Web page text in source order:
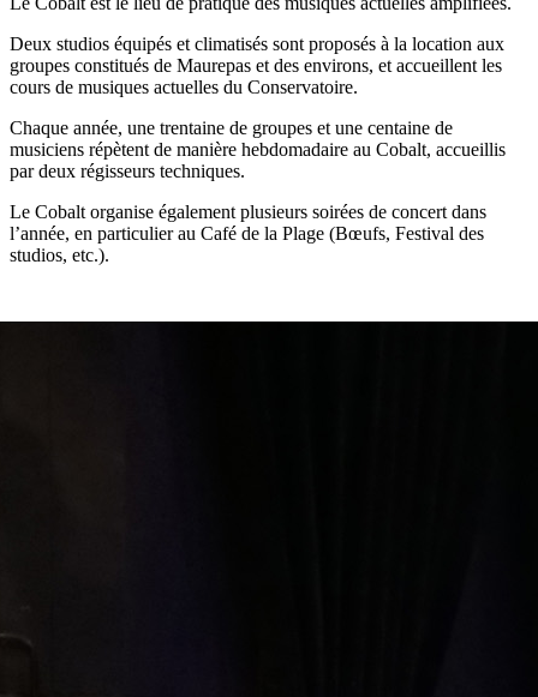
Deux studios équipés et climatisés sont proposés à la location aux
groupes constitués de Maurepas et des environs, et accueillent les
cours de musiques actuelles du Conservatoire.
Chaque année, une trentaine de groupes et une centaine de
musiciens répètent de manière hebdomadaire au Cobalt, accueillis
par deux régisseurs techniques.
Le Cobalt organise également plusieurs soirées de concert dans
l’année, en particulier au Café de la Plage (Bœufs, Festival des
studios, etc.).